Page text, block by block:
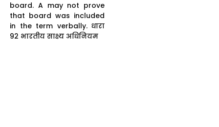
board. A may not prove
that board was included
in the term verbally. धारा
92 भारतीय साक्ष्य अधिनियम